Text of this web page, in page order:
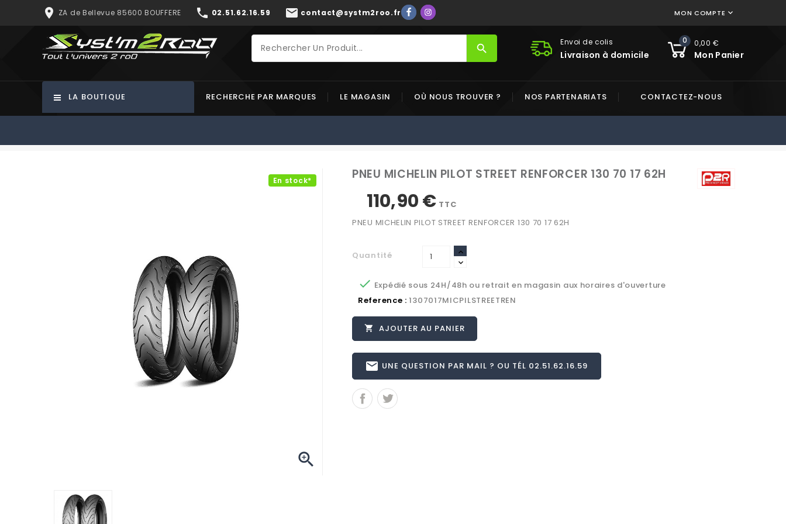
place ZA de Bellevue 85600 BOUFFERE phone 02.51.62.16.59 mail contact@systm2roo.fr MON COMPTE 
0 0,00 €
Mon Panier
Envoi de colis
Livraison à domicile
search
LA BOUTIQUE RECHERCHE PAR MARQUES LE MAGASIN OÙ NOUS TROUVER ? NOS PARTENARIATS CONTACTEZ-NOUS
En stock*

PNEU MICHELIN PILOT STREET RENFORCER 130 70 17 62H
110,90 € TTC
PNEU MICHELIN PILOT STREET RENFORCER 130 70 17 62H
Quantité
 Expédié sous 24H/48h ou retrait en magasin aux horaires d'ouverture
Reference : 1307017MICPILSTREETREN
 AJOUTER AU PANIER
email UNE QUESTION PAR MAIL ? OU TÉL 02.51.62.16.59